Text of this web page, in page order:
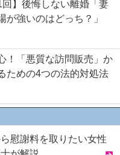
回】後悔しない離婚「妻
が強いのはどっち？」
！「悪質な訪問販売」か
ための4つの法的対処法
慰謝料を取りたい女性